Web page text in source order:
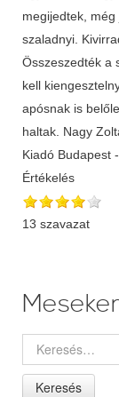
megijedtek,
szaladnyi.
Összeszedték a
kell
apósnak is
haltak. Nagy
Kiadó Budapest
Értékelés
13 szavazat
Keresés